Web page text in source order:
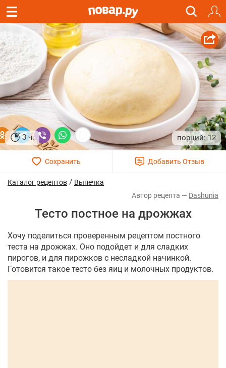
3 ч. 12
Каталог рецептов / Выпечка
Dashunia
Тесто постное на дрожжах
Хочу поделиться проверенным рецептом постного
теста на дрожжах. Оно подойдет и для сладких
пирогов, и для пирожков с несладкой начинкой.
Готовится такое тесто без яиц и молочных продуктов.